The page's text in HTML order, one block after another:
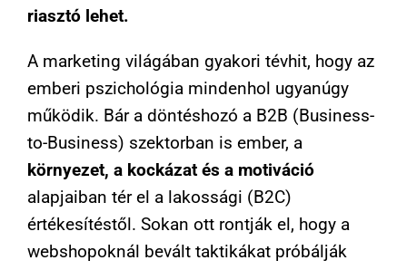
riasztó lehet.
A marketing világában gyakori tévhit, hogy az
emberi pszichológia mindenhol ugyanúgy
működik. Bár a döntéshozó a B2B (Business-
to-Business) szektorban is ember, a
környezet, a kockázat és a motiváció
alapjaiban tér el a lakossági (B2C)
értékesítéstől. Sokan ott rontják el, hogy a
webshopoknál bevált taktikákat próbálják